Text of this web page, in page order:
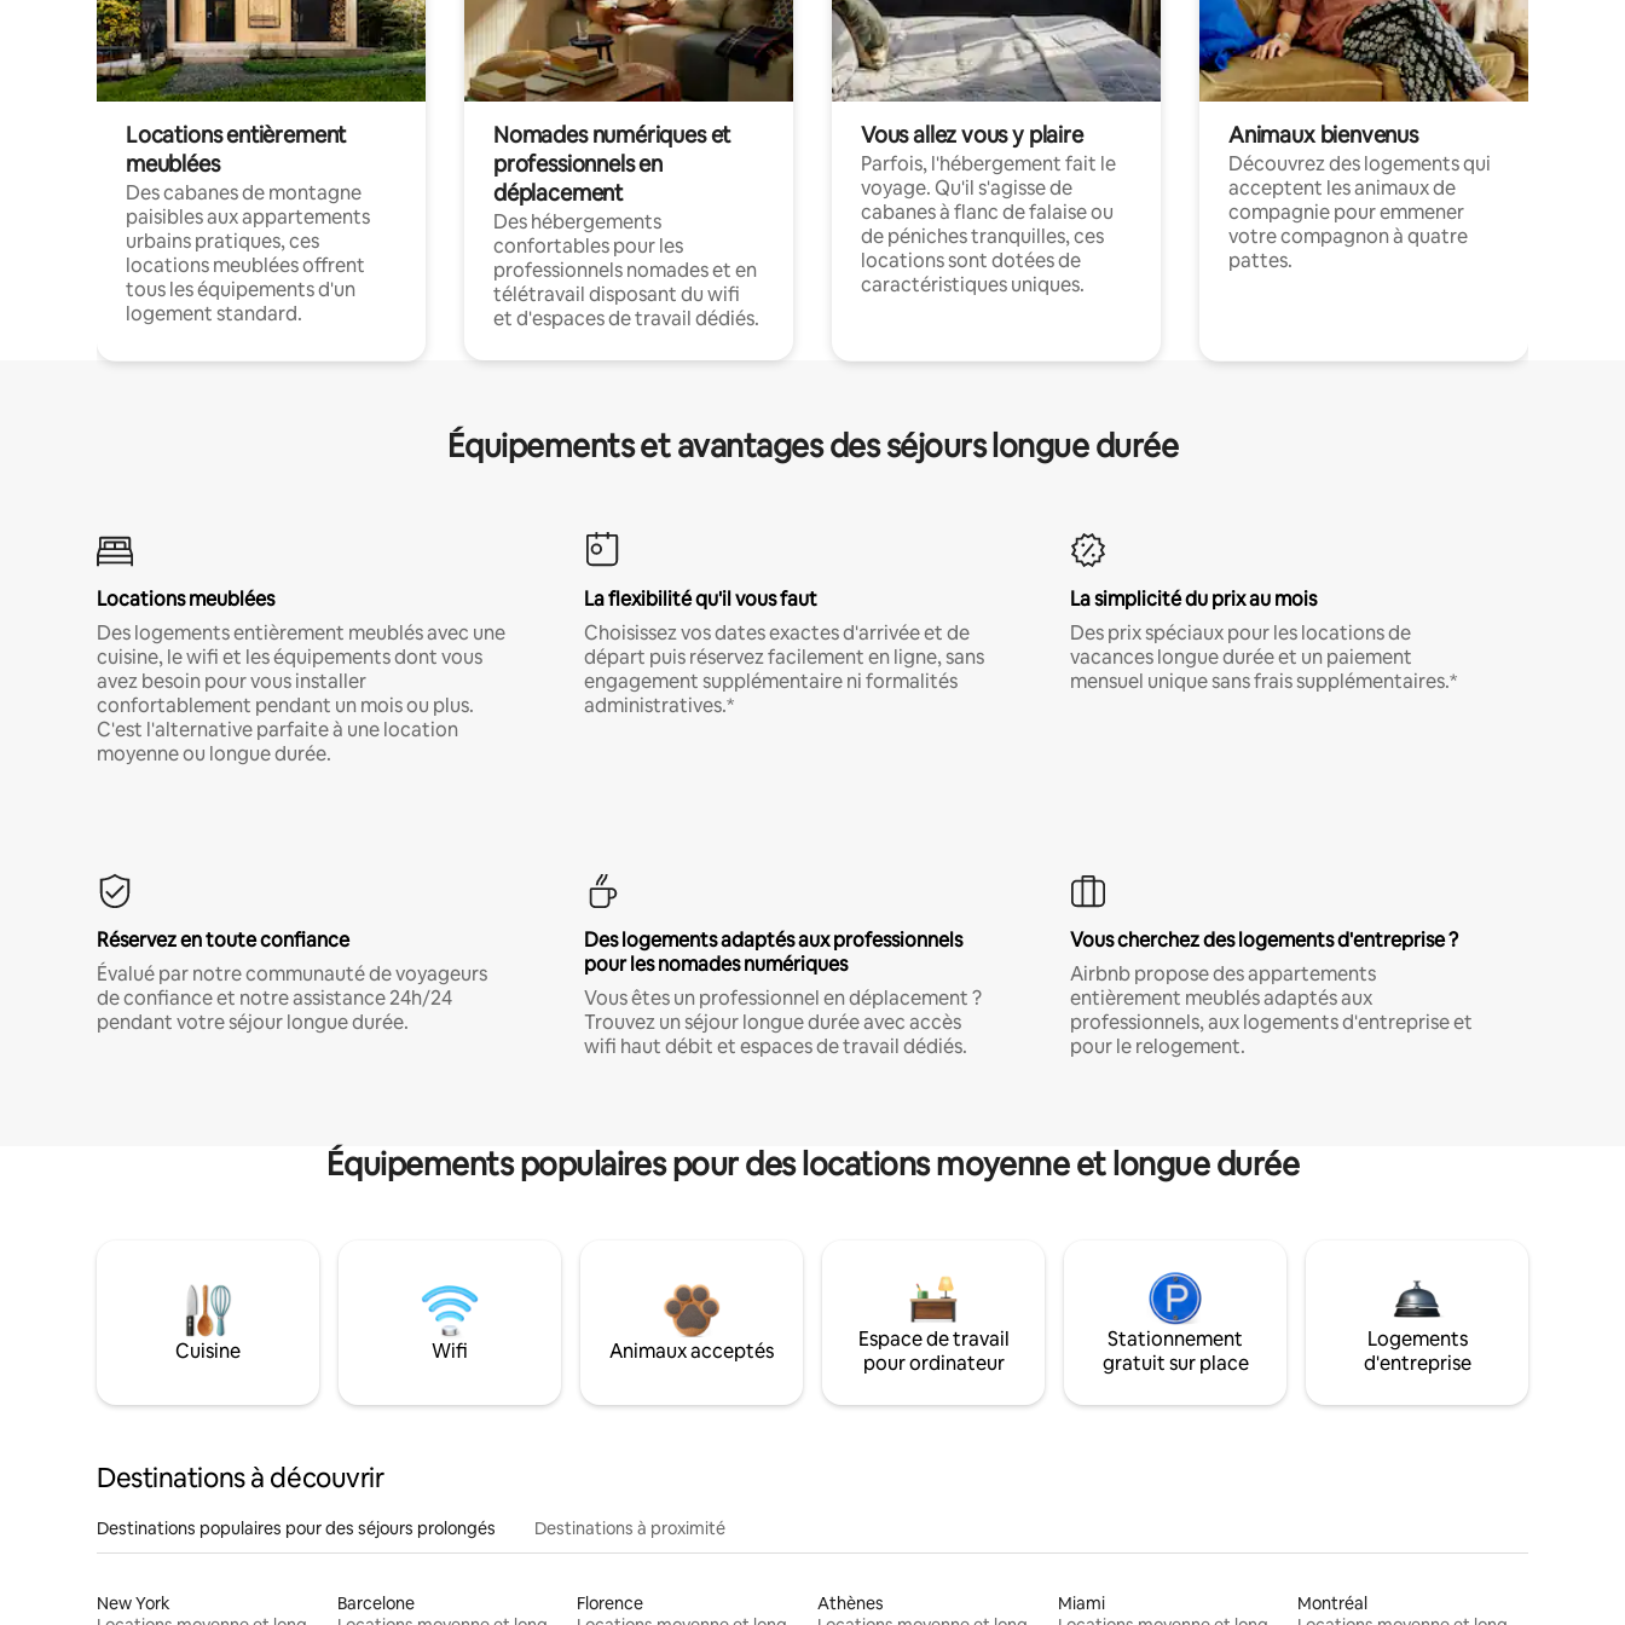
Locations entièrement
meublées
Des cabanes de montagne
paisibles aux appartements
urbains pratiques, ces
locations meublées offrent
tous les équipements d'un
logement standard.
Nomades numériques et
professionnels en
déplacement
Des hébergements
confortables pour les
professionnels nomades et en
télétravail disposant du wifi
et d'espaces de travail dédiés.
Vous allez vous y plaire
Parfois, l'hébergement fait le
voyage. Qu'il s'agisse de
cabanes à flanc de falaise ou
de péniches tranquilles, ces
locations sont dotées de
caractéristiques uniques.
Animaux bienvenus
Découvrez des logements qui
acceptent les animaux de
compagnie pour emmener
votre compagnon à quatre
pattes.
Équipements et avantages des séjours longue durée
Locations meublées
Des logements entièrement meublés avec une
cuisine, le wifi et les équipements dont vous
avez besoin pour vous installer
confortablement pendant un mois ou plus.
C'est l'alternative parfaite à une location
moyenne ou longue durée.
La flexibilité qu'il vous faut
Choisissez vos dates exactes d'arrivée et de
départ puis réservez facilement en ligne, sans
engagement supplémentaire ni formalités
administratives.*
La simplicité du prix au mois
Des prix spéciaux pour les locations de
vacances longue durée et un paiement
mensuel unique sans frais supplémentaires.*
Réservez en toute confiance
Évalué par notre communauté de voyageurs
de confiance et notre assistance 24h/24
pendant votre séjour longue durée.
Des logements adaptés aux professionnels
pour les nomades numériques
Vous êtes un professionnel en déplacement ?
Trouvez un séjour longue durée avec accès
wifi haut débit et espaces de travail dédiés.
Vous cherchez des logements d'entreprise ?
Airbnb propose des appartements
entièrement meublés adaptés aux
professionnels, aux logements d'entreprise et
pour le relogement.
Équipements populaires pour des locations moyenne et longue durée
Cuisine Wifi Animaux acceptés
Espace de travail
pour ordinateur
Stationnement
gratuit sur place
Logements
d'entreprise
Destinations à découvrir
Destinations populaires pour des séjours prolongés Destinations à proximité
New York
Barcelone
Florence
Athènes
Miami
Montréal